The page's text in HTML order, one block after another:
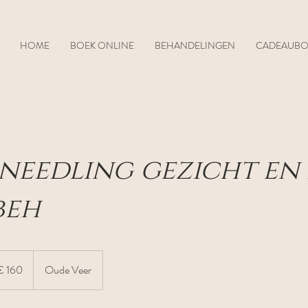
HOME BOEK ONLINE BEHANDELINGEN
gezicht en
160 Oude Veer